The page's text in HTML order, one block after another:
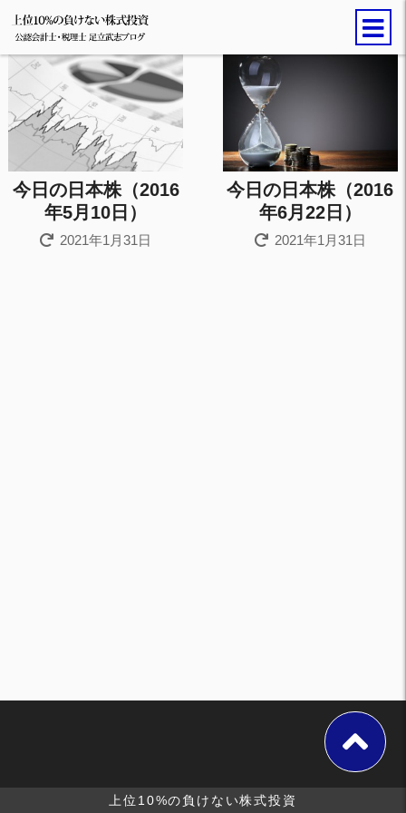
今日の日本株（2016
年5月10日）
2021年1月31日
今日の日本株（2016
年6月22日）
2021年1月31日
上位10%の負けない株式投資